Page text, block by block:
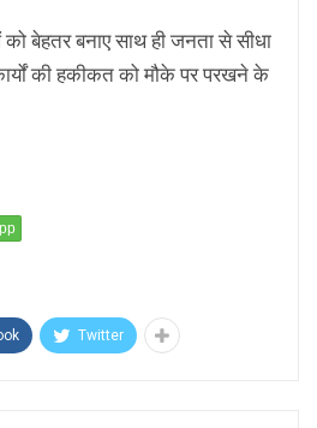
बेहतर बनाए साथ ही जनता से सीधा
की हकीकत को मौके पर परखने के
Twitter